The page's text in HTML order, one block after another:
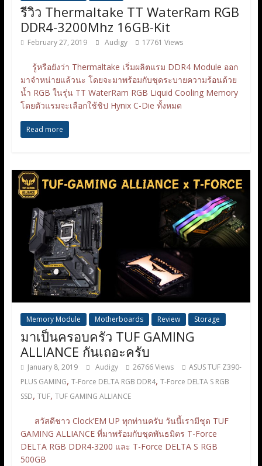
รีวิว Thermaltake TT WaterRam RGB
DDR4-3200Mhz 16GB-Kit
February 27, 2019 Audigy 17761 Views
รู้หรือยังว่า Thermaltake เริ่มผลิตแรม DDR4 Module ออก
มาจำหน่ายแล้วนะ โดยจะมาพร้อมกับชุดระบายความร้อนด้วย
น้ำ RGB ในรุ่น TT WaterRam RGB Liquid Cooling Memory
โดยตัวแรมจะเลือกใช้ชิป Hynix C-Die ทั้งหมด
Read more
Memory Module Motherboards Review Storage
มาเป็นครอบครัว TUF GAMING
ALLIANCE กันเถอะครับ
January 8, 2019 Audigy 26766 Views
ASUS TUF Z390-
PLUS GAMING, T-Force DELTA RGB DDR4, T-Force DELTA S RGB
SSD, TUF, TUF GAMING ALLIANCE
สวัสดีชาว Clock’EM UP ทุกท่านครับ วันนี้เรามีชุด TUF
GAMING ALLIANCE ที่มาพร้อมกับชุดพันธมิตร T-Force
DELTA RGB DDR4-3200 และ T-Force DELTA S RGB
500GB